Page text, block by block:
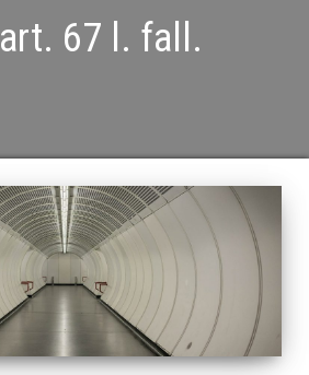
art. 67 l. fall.